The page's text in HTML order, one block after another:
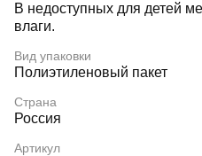
В недоступных для детей
влаги.
Вид упаковки
Полиэтиленовый пакет
Страна
Россия
Артикул